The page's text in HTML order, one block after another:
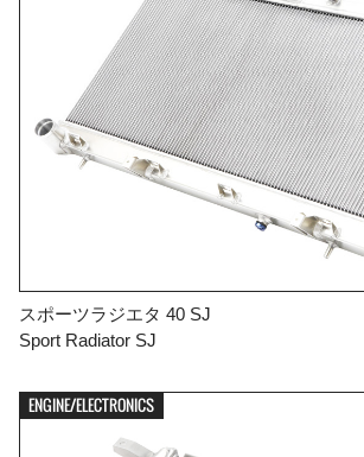
スポーツラジエタ 40 SJ
Sport Radiator SJ
ENGINE/ELECTRONICS
FIND YOUR VEHICLE DETAIL